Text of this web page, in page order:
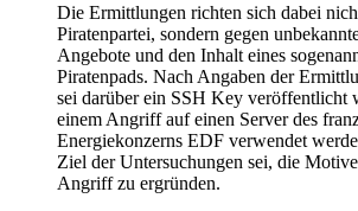
Die Ermittlungen richten sich dabei
Piratenpartei, sondern gegen
Angebote und den Inhalt eines
Piratenpads. Nach Angaben der
sei darüber ein SSH Key veröffentlicht
einem Angriff auf einen Server des
Energiekonzerns EDF verwendet
Ziel der Untersuchungen sei, die
Angriff zu ergründen.